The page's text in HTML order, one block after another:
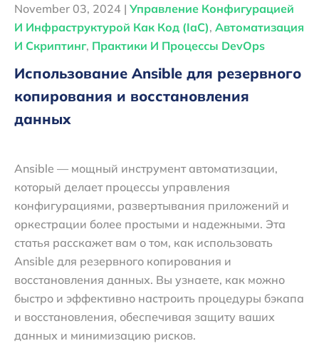
November 03, 2024 | Управление Конфигурацией
И Инфраструктурой Как Код (IaC), Автоматизация
И Скриптинг, Практики И Процессы DevOps
Использование Ansible для резервного
копирования и восстановления
данных
Ansible — мощный инструмент автоматизации,
который делает процессы управления
конфигурациями, развертывания приложений и
оркестрации более простыми и надежными. Эта
статья расскажет вам о том, как использовать
Ansible для резервного копирования и
восстановления данных. Вы узнаете, как можно
быстро и эффективно настроить процедуры бэкапа
и восстановления, обеспечивая защиту ваших
данных и минимизацию рисков.